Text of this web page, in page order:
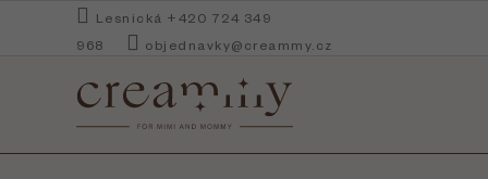
Lesnická +420 724 349
968
objednavky@creammy.cz